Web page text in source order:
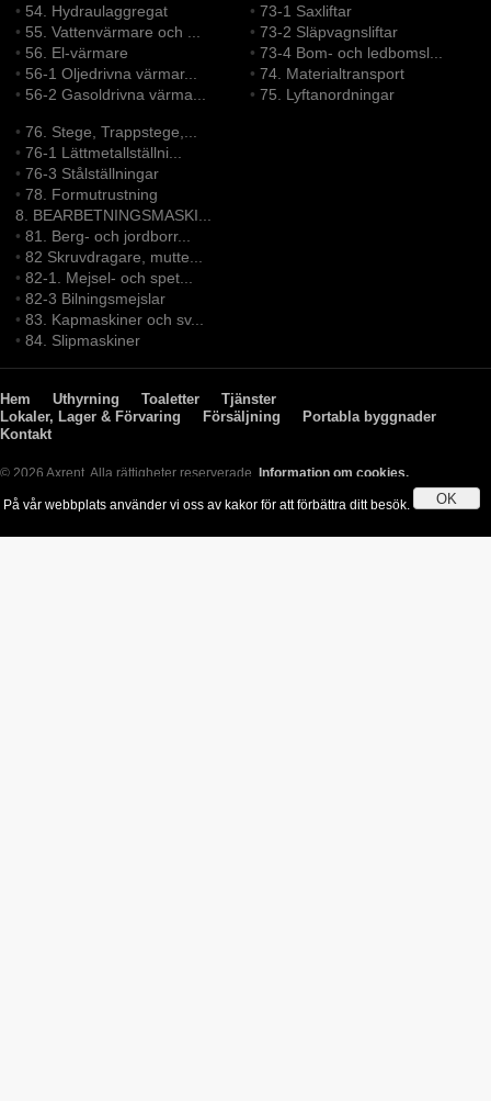
• 54. Hydraulaggregat
• 55. Vattenvärmare och ...
• 56. El-värmare
• 56-1 Oljedrivna värmar...
• 56-2 Gasoldrivna värma...
•73-1 Saxliftar
•73-2 Släpvagnsliftar
•73-4 Bom- och ledbomsl...
•74. Materialtransport
•75. Lyftanordningar
•76. Stege, Trappstege,...
•76-1 Lättmetallställni...
•76-3 Stålställningar
•78. Formutrustning
8. BEARBETNINGSMASKI...
•81. Berg- och jordborr...
•82 Skruvdragare, mutte...
•82-1. Mejsel- och spet...
•82-3 Bilningsmejslar
•83. Kapmaskiner och sv...
•84. Slipmaskiner
Hem Uthyrning Toaletter
Tjänster
Lokaler, Lager & Förvaring
Försäljning
Portabla byggnader
Kontakt
© 2026 Axrent. Alla rättigheter reserverade. Information om cookies.
OK
På vår webbplats använder vi oss av kakor för att förbättra ditt besök.